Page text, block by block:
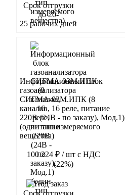
Срок отгрузки
до 20-
25 рабочих дней
Информационный блок
газоанализатора
СИГМА-03М.ИПК (8
каналов, 16 реле, питание
220В (24В - по заказу), Мод.1)
(один тип измеряемого
вещества)
100 224 ₽ / шт с НДС
(22%)
Срок отгрузки